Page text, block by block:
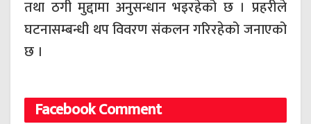
तथा ठगी मुद्दामा अनुसन्धान भइरहेको छ । प्रहरीले
घटनासम्बन्धी थप विवरण संकलन गरिरहेको जनाएको
छ ।
Facebook Comment